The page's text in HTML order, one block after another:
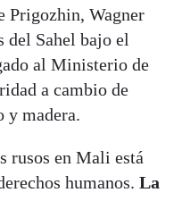
Prigozhin, Wagner
del Sahel bajo el
al Ministerio de
a cambio de
y madera.
rusos en Mali está
humanos. La